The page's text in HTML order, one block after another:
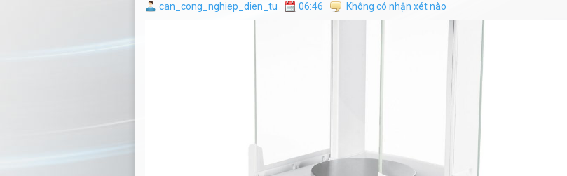
can_cong_nghiep_dien_tu 06:46 Không có nhận xét nào